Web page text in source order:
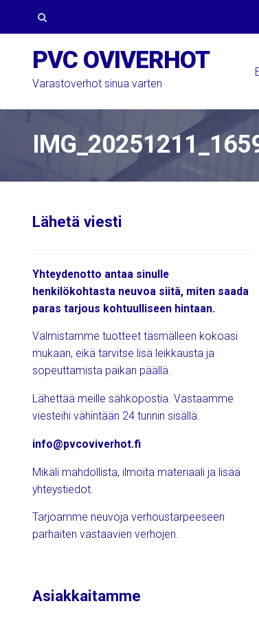
Skip
to
navigation
Skip
to
content
for:
PVC OVIVERHOT
Varastoverhot sinua varten
Lähetä viesti
Yhteydenotto antaa sinulle
henkilökohtasta neuvoa siitä, miten saada
paras tarjous kohtuulliseen hintaan.
Valmistamme tuotteet täsmälleen kokoasi
mukaan, eikä tarvitse lisä leikkausta ja
sopeuttamista paikan päällä.
Lähettää meille sähköpostia. Vastaamme
viesteihi vähintään 24 tunnin sisällä.
info@pvcoviverhot.fi
Mikäli mahdollista, ilmoita materiaali ja lisää
yhteystiedot.
Tarjoamme neuvoja verhoustarpeeseen
parhaiten vastaavien verhojen.
Asiakkaitamme